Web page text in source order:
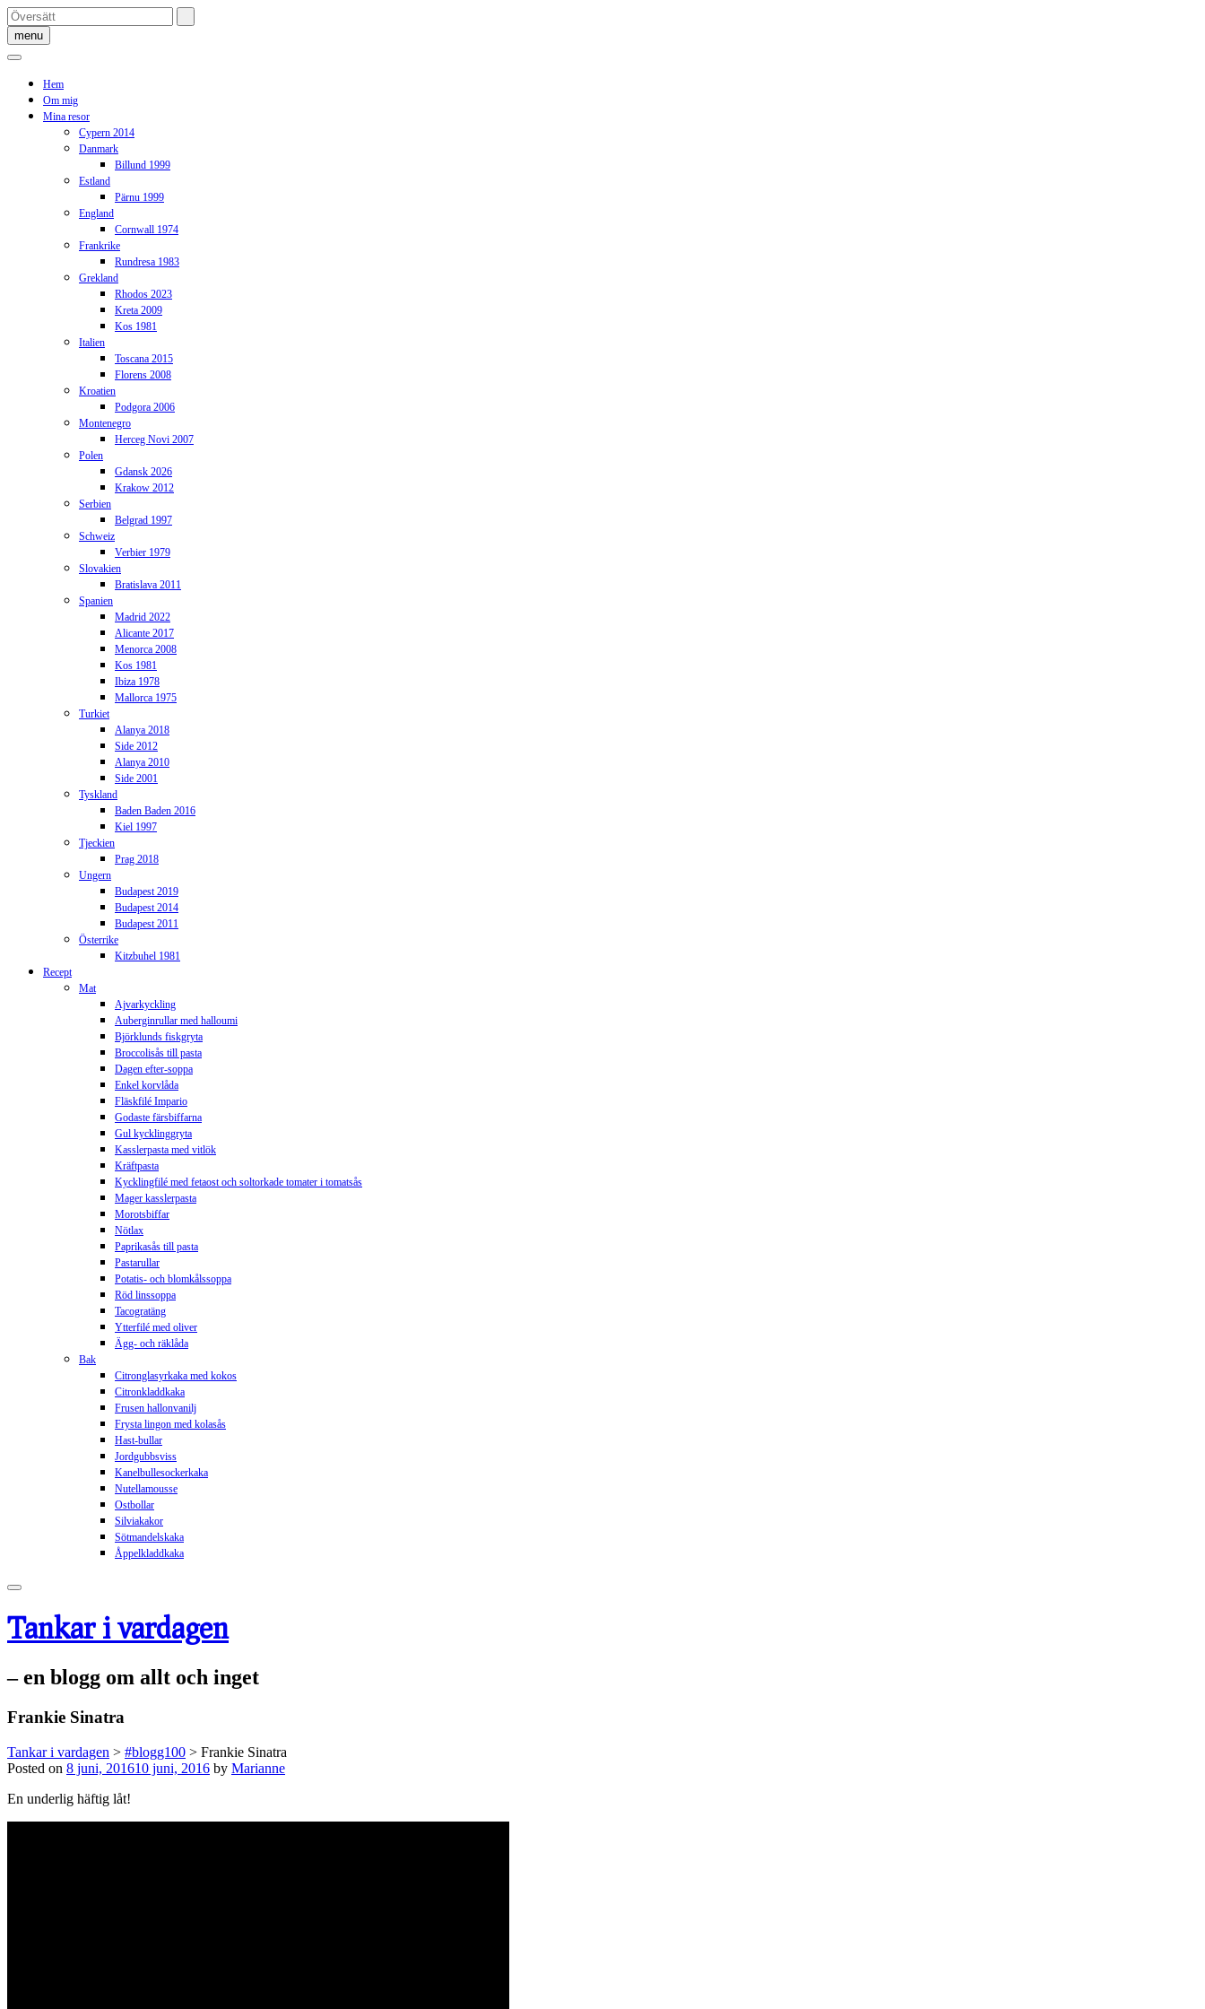
Skip
to
content
menu
Hem
Om mig
Mina resor
Cypern 2014
Danmark
Billund 1999
Estland
Pärnu 1999
England
Cornwall 1974
Frankrike
Rundresa 1983
Grekland
Rhodos 2023
Kreta 2009
Kos 1981
Italien
Toscana 2015
Florens 2008
Kroatien
Podgora 2006
Montenegro
Herceg Novi 2007
Polen
Gdansk 2026
Krakow 2012
Serbien
Belgrad 1997
Schweiz
Verbier 1979
Slovakien
Bratislava 2011
Spanien
Madrid 2022
Alicante 2017
Menorca 2008
Kos 1981
Ibiza 1978
Mallorca 1975
Turkiet
Alanya 2018
Side 2012
Alanya 2010
Side 2001
Tyskland
Baden Baden 2016
Kiel 1997
Tjeckien
Prag 2018
Ungern
Budapest 2019
Budapest 2014
Budapest 2011
Österrike
Kitzbuhel 1981
Recept
Mat
Ajvarkyckling
Auberginrullar med halloumi
Björklunds fiskgryta
Broccolisås till pasta
Dagen efter-soppa
Enkel korvlåda
Fläskfilé Impario
Godaste färsbiffarna
Gul kycklinggryta
Kasslerpasta med vitlök
Kräftpasta
Kycklingfilé med fetaost och soltorkade tomater i tomatsås
Mager kasslerpasta
Morotsbiffar
Nötlax
Paprikasås till pasta
Pastarullar
Potatis- och blomkålssoppa
Röd linssoppa
Tacogratäng
Ytterfilé med oliver
Ägg- och räklåda
Bak
Citronglasyrkaka med kokos
Citronkladdkaka
Frusen hallonvanilj
Frysta lingon med kolasås
Hast-bullar
Jordgubbsviss
Kanelbullesockerkaka
Nutellamousse
Ostbollar
Silviakakor
Sötmandelskaka
Åppelkladdkaka
Tankar i vardagen
– en blogg om allt och inget
Frankie Sinatra
Tankar i vardagen > #blogg100 > Frankie Sinatra
Posted on 8 juni, 201610 juni, 2016 by Marianne
En underlig häftig låt!